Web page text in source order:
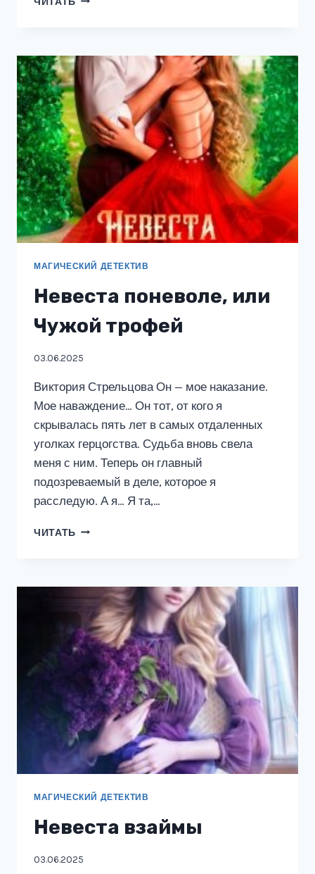
МАГИЧЕСКИЙ ДЕТЕКТИВ
Невеста поневоле, или
Чужой трофей
03.06.2025
Виктория Стрельцова Он — мое наказание.
Мое наваждение… Он тот, от кого я
скрывалась пять лет в самых отдаленных
уголках герцогства. Судьба вновь свела
меня с ним. Теперь он главный
подозреваемый в деле, которое я
расследую. А я… Я та,…
ЧИТАТЬ НЕВЕСТА
ТРОФЕЙ
МАГИЧЕСКИЙ ДЕТЕКТИВ
Невеста взаймы
03.06.2025